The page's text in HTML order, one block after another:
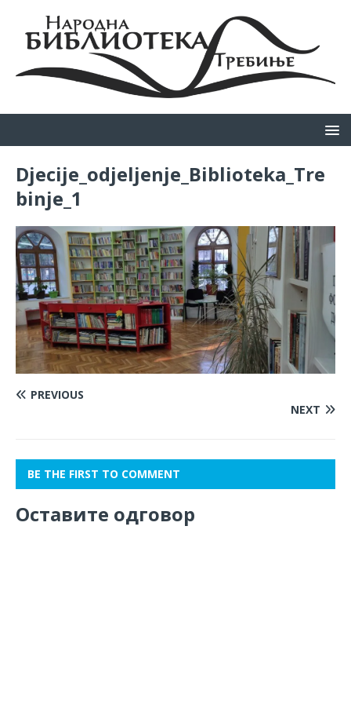
Djecije_odjeljenje_Biblioteka_Tre
binje_1
PREVIOUS
NEXT
BE THE FIRST TO COMMENT
Оставите одговор